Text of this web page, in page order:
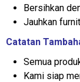
Bersihkan
Jauhkan
Catatan
Semua
Kami siap